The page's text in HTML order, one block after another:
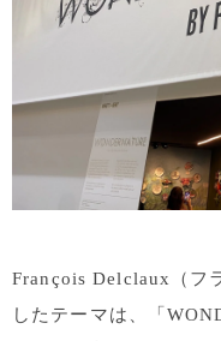
François Delclaux（フ
したテーマは
「